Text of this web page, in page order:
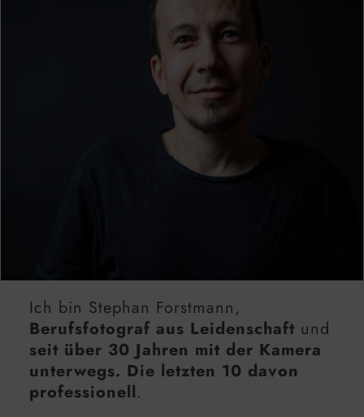
Ich bin Stephan Forstmann,
Berufsfotograf aus Leidenschaft und
seit über 30 Jahren mit der Kamera
unterwegs. Die letzten 10 davon
professionell.